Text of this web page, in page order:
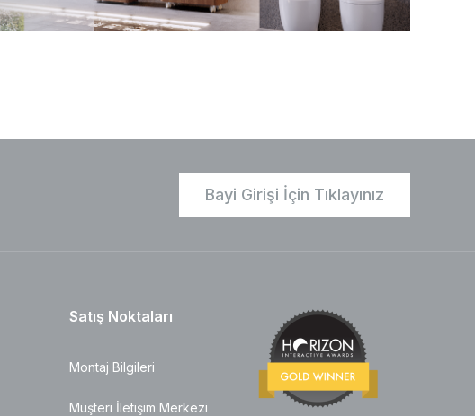
Bayi Girişi İçin Tıklayınız
Satış Noktaları
Montaj Bilgileri
Müşteri İletişim Merkezi